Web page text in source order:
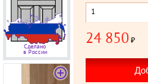
Сделано
в России
24 850 ₽